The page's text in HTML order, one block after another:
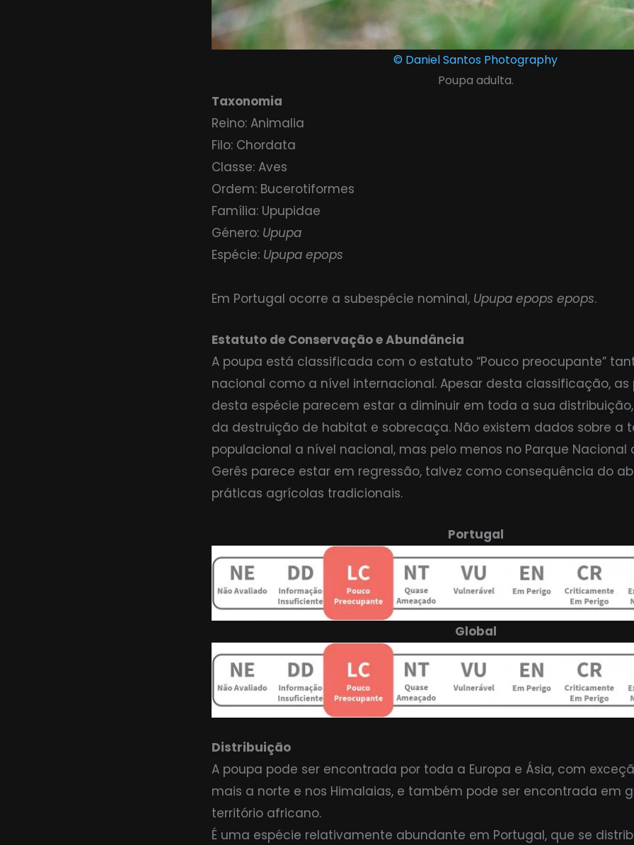
© Daniel Santos Photography
Poupa adulta.
Taxonomia
Reino: Animalia
Filo: Chordata
Classe: Aves
Ordem: Bucerotiformes
Família: Upupidae
Género: Upupa
Espécie: Upupa epops
Em Portugal ocorre a subespécie nominal, Upupa epops epops.
Estatuto de Conservação e Abundância
A poupa está classificada com o estatuto “Pouco preocupante”
nacional como a nível internacional. Apesar desta classificação, as
desta espécie parecem estar a diminuir em toda a sua
da destruição de habitat e sobrecaça. Não existem dados sobre a
populacional a nível nacional, mas pelo menos no Parque Nacional
Gerês parece estar em regressão, talvez como consequência do
práticas agrícolas tradicionais.
Portugal
Global
Distribuição
A poupa pode ser encontrada por toda a Europa e Ásia, com
mais a norte e nos Himalaias, e também pode ser encontrada em
território africano.
É uma espécie relativamente abundante em Portugal, que se